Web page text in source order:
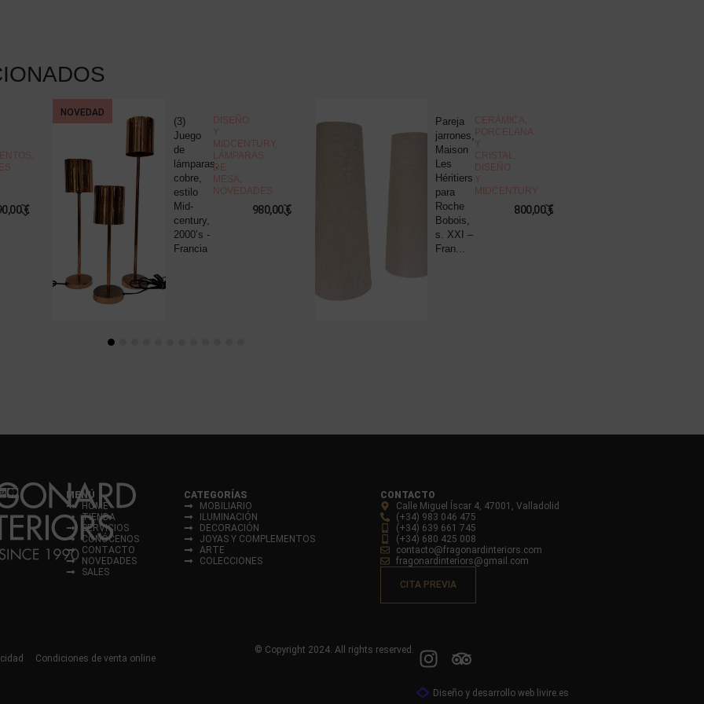
,
€
NOVEDAD
(3)
Juego
de
lámparas,
cobre,
estilo
Mid-
century,
2000’s -
Francia
DISEÑO
Y
MIDCENTURY,
LÁMPARAS
DE
MESA,
NOVEDADES
980,00€
Pareja
jarrones,
Maison
Les
Héritiers
para
Roche
Bobois,
s. XXI –
Fran...
CERÁMICA,
PORCELANA
Y
CRISTAL,
DISEÑO
Y
MIDCENTURY
800,00€
MENÚ
HOME
TIENDA
SERVICIOS
CONÓCENOS
CONTACTO
NOVEDADES
SALES
CATEGORÍAS
MOBILIARIO
ILUMINACIÓN
DECORACIÓN
JOYAS Y COMPLEMENTOS
ARTE
COLECCIONES
CONTACTO
Calle Miguel Íscar 4, 47001, Valladolid
(+34) 983 046 475
(+34) 639 661 745
(+34) 680 425 008
contacto@fragonardinteriors.com
fragonardinteriors@gmail.com
CITA PREVIA
Condiciones de venta online
© Copyright 2024. All rights reserved.
Diseño y desarrollo web livire.es